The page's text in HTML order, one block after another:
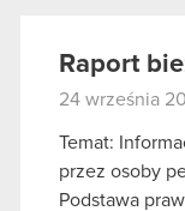
Raport
24 września
Temat:
przez osoby
Podstawa